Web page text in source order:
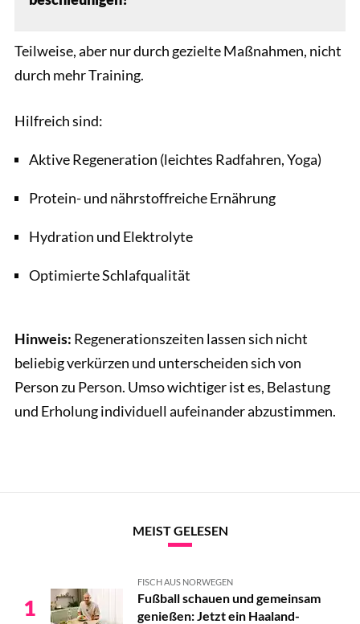
Teilweise, aber nur durch gezielte Maßnahmen, nicht
durch mehr Training.
Hilfreich sind:
Aktive Regeneration (leichtes Radfahren, Yoga)
Protein- und nährstoffreiche Ernährung
Hydration und Elektrolyte
Optimierte Schlafqualität
Hinweis: Regenerationszeiten lassen sich nicht
beliebig verkürzen und unterscheiden sich von
Person zu Person. Umso wichtiger ist es, Belastung
und Erholung individuell aufeinander abzustimmen.
MEIST GELESEN
1
FISCH AUS NORWEGEN
Fußball schauen und gemeinsam
genießen: Jetzt ein Haaland-